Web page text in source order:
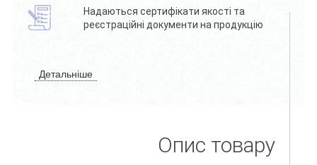
Надаються сертифікати якості та
реєстраційні документи на продукцію
Детальніше
Опис товару